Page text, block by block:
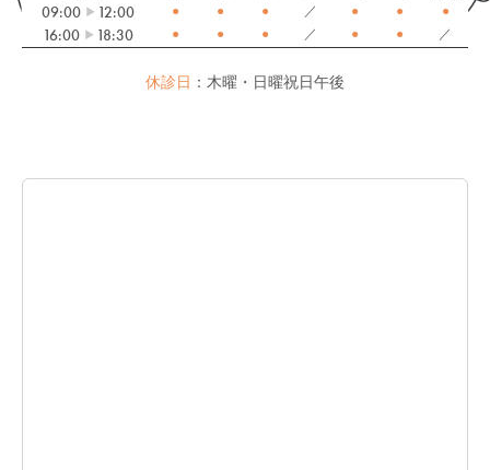
09:00 12:00 ● ● ● ／ ● ● ●
16:00 18:30 ● ● ● ／ ● ● ／
休診日 ：木曜・日曜祝日午後